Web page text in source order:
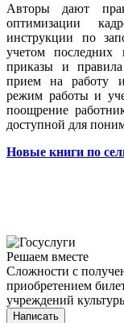
Авторы дают
оптимизации
инструкции по
учетом последних
приказы и
прием на работу и
режим работы и
поощрение
доступной для
Новые книги по
Решаем вместе
Сложности с
приобретением
учреждений
Написать